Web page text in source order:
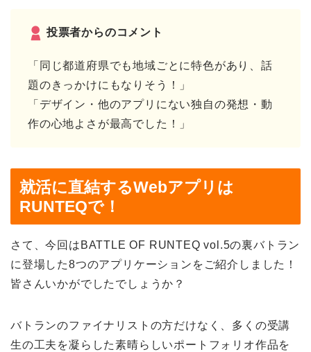
投票者からのコメント
「同じ都道府県でも地域ごとに特色があり、話
題のきっかけにもなりそう！」
「デザイン・他のアプリにない独自の発想・動
作の心地よさが最高でした！」
就活に直結するWebアプリは
RUNTEQで！
さて、今回はBATTLE OF RUNTEQ vol.5の裏バトラン
に登場した8つのアプリケーションをご紹介しました！
皆さんいかがでしたでしょうか？
バトランのファイナリストの方だけなく、多くの受講
生の工夫を凝らした素晴らしいポートフォリオ作品を